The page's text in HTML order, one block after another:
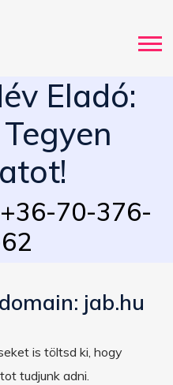
Eladó:
70-376-
jab.hu
is töltsd ki, hogy
tudjunk adni.